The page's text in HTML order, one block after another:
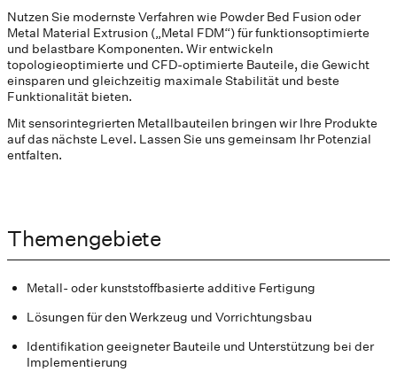
Nutzen Sie modernste Verfahren wie Powder Bed Fusion oder
Metal Material Extrusion („Metal FDM“) für funktionsoptimierte
und belastbare Komponenten. Wir entwickeln
topologieoptimierte und CFD-optimierte Bauteile, die Gewicht
einsparen und gleichzeitig maximale Stabilität und beste
Funktionalität bieten.
Mit sensorintegrierten Metallbauteilen bringen wir Ihre Produkte
auf das nächste Level. Lassen Sie uns gemeinsam Ihr Potenzial
entfalten.
Themengebiete
Metall- oder kunststoffbasierte additive Fertigung
Lösungen für den Werkzeug und Vorrichtungsbau
Identifikation geeigneter Bauteile und Unterstützung bei der
Implementierung